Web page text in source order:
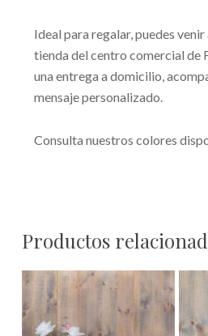
Ideal para regalar, puedes
tienda del centro comercial de
una entrega a domicilio,
mensaje personalizado.
Consulta nuestros colores
Productos